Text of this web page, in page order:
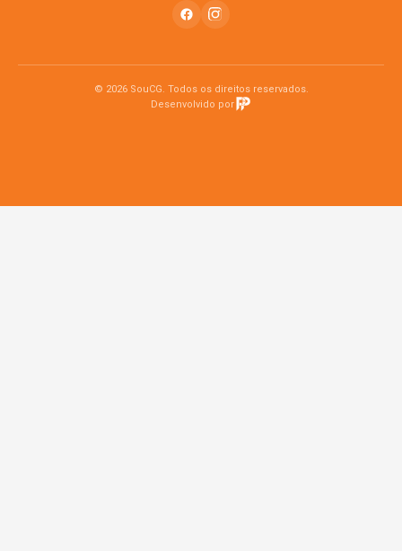
© 2026 SouCG. Todos os direitos reservados.
Desenvolvido por